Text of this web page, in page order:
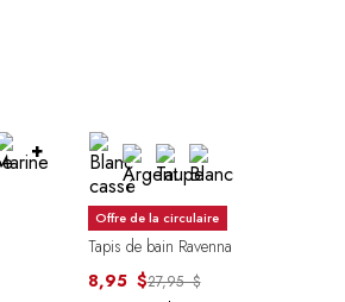
+
Offre de la circulaire
Tapis de bain Ravenna
8,95 $27,95 $